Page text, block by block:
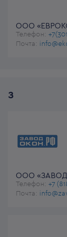
ООО
Телефон:
Почта:
З
ООО
Телефон: +7
Почта: